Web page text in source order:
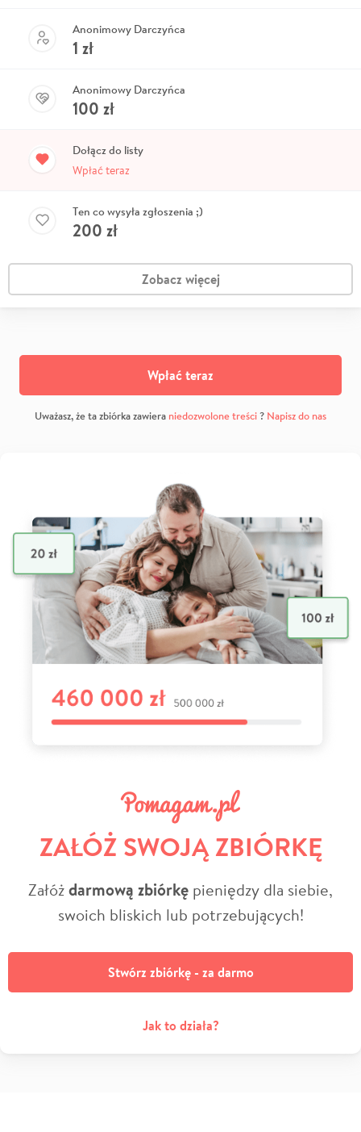
Anonimowy Darczyńca
1 zł
Anonimowy Darczyńca
100 zł
Dołącz do listy
Wpłać teraz
Ten co wysyła zgłoszenia ;)
200 zł
Zobacz więcej
Wpłać teraz
Uważasz, że ta zbiórka zawiera niedozwolone treści? Napisz do nas
ZAŁÓŻ SWOJĄ ZBIÓRKĘ
Załóżdarmową zbiórkę pieniędzy dla siebie,
swoich bliskich lub potrzebujących!
Stwórz zbiórkę - za darmo
Jak to działa?